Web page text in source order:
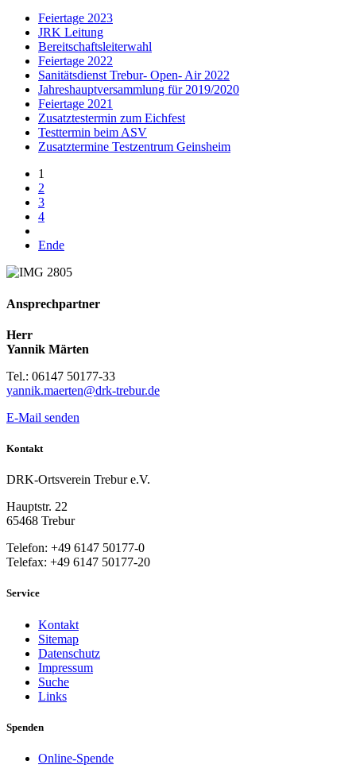
Feiertage 2023
JRK Leitung
Bereitschaftsleiterwahl
Feiertage 2022
Sanitätsdienst Trebur- Open- Air 2022
Jahreshauptversammlung für 2019/2020
Feiertage 2021
Zusatztestermin zum Eichfest
Testtermin beim ASV
Zusatztermine Testzentrum Geinsheim
1
2
3
4
Ende
Ansprechpartner
Herr
Yannik Märten
Tel.: 06147 50177-33
yannik.maerten@drk-trebur.de
E-Mail senden
Kontakt
DRK-Ortsverein Trebur e.V.
Hauptstr. 22
65468 Trebur
Telefon: +49 6147 50177-0
Telefax: +49 6147 50177-20
Service
Kontakt
Sitemap
Datenschutz
Impressum
Suche
Links
Spenden
Online-Spende